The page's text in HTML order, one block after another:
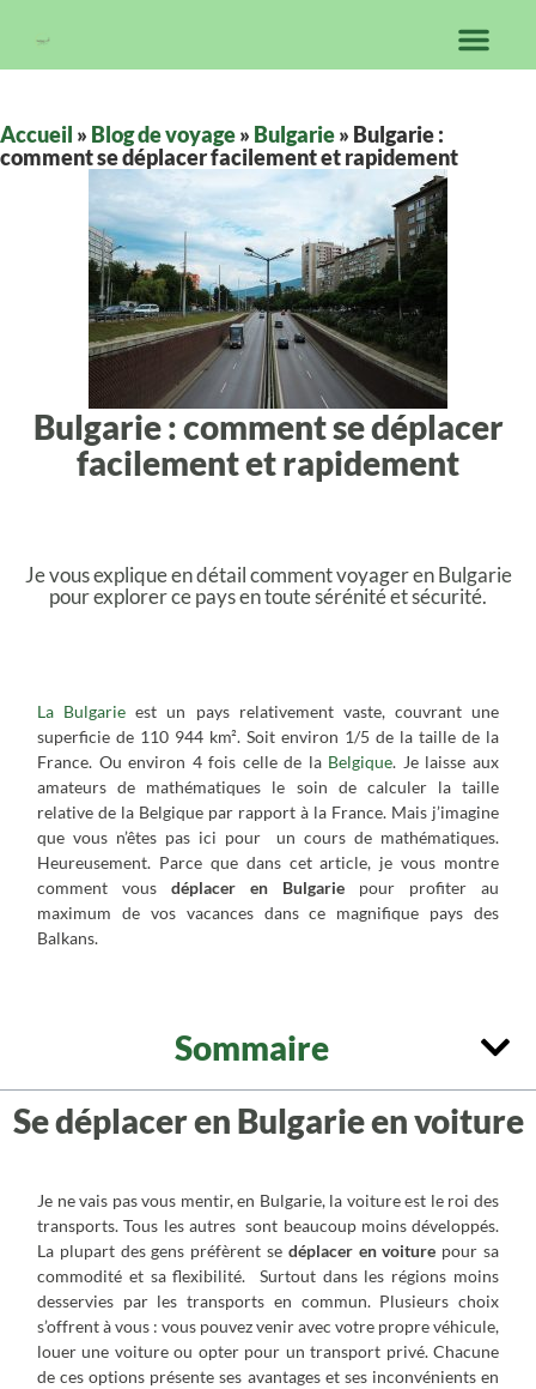
Accueil » Blog de voyage» Bulgarie» Bulgarie :
comment se déplacer facilement et rapidement
Bulgarie : comment se déplacer
facilement et rapidement
Je vous explique en détail comment voyager en Bulgarie
pour explorer ce pays en toute sérénité et sécurité.
La Bulgarie est un pays relativement vaste, couvrant une
superficie de 110 944 km². Soit environ 1/5 de la taille de la
France. Ou environ 4 fois celle de la Belgique. Je laisse aux
amateurs de mathématiques le soin de calculer la taille
relative de la Belgique par rapport à la France. Mais j’imagine
que vous n’êtes pas ici pour un cours de mathématiques.
Heureusement. Parce que dans cet article, je vous montre
comment vous déplacer en Bulgarie pour profiter au
maximum de vos vacances dans ce magnifique pays des
Balkans.
Sommaire
Se déplacer en Bulgarie en voiture
Je ne vais pas vous mentir, en Bulgarie, la voiture est le roi des
transports. Tous les autres sont beaucoup moins développés.
La plupart des gens préfèrent se déplacer en voiture pour sa
commodité et sa flexibilité. Surtout dans les régions moins
desservies par les transports en commun. Plusieurs choix
s’offrent à vous : vous pouvez venir avec votre propre véhicule,
louer une voiture ou opter pour un transport privé. Chacune
de ces options présente ses avantages et ses inconvénients en